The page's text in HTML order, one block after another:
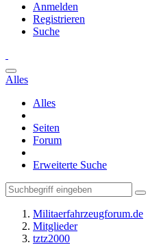
Anmelden
Registrieren
Suche
Alles
Alles
Seiten
Forum
Erweiterte Suche
Militaerfahrzeugforum.de
Mitglieder
tztz2000